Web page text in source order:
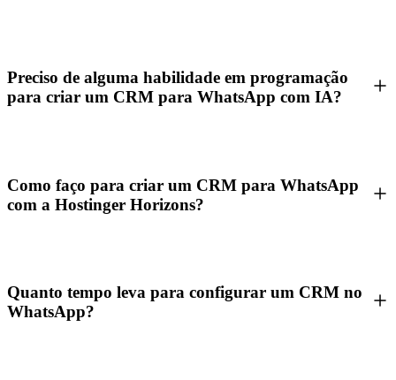
Preciso de alguma habilidade em programação
para criar um CRM para WhatsApp com IA?
Como faço para criar um CRM para WhatsApp
com a Hostinger Horizons?
Quanto tempo leva para configurar um CRM no
WhatsApp?